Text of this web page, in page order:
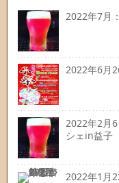
2022年7月
2022年6月
2022年2月
シェin益子
2022年1月